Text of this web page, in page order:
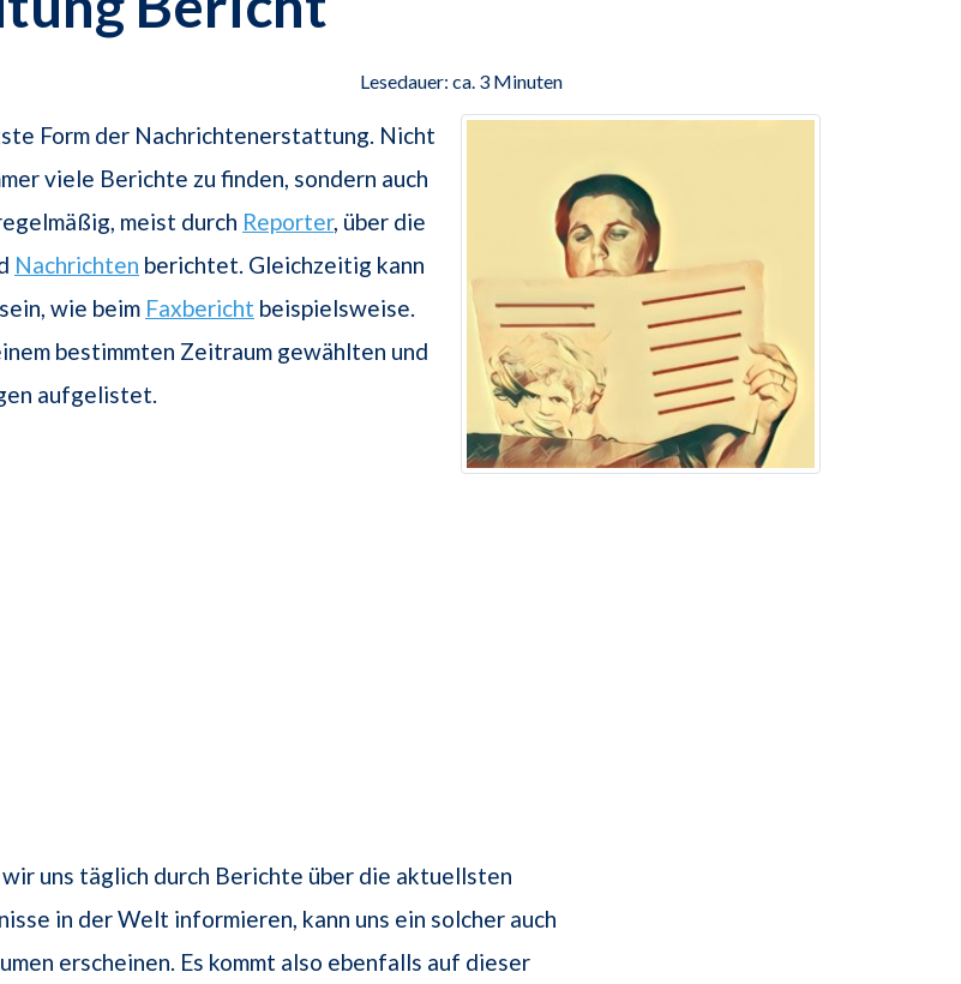
Lesedauer: ca. 3 Minuten
Form der Nachrichtenerstattung. Nicht
viele Berichte zu finden, sondern auch
meist durch Reporter, über die
Nachrichten berichtet. Gleichzeitig kann
wie beim Faxbericht beispielsweise.
bestimmten Zeitraum gewählten und
aufgelistet.
uns täglich durch Berichte über die aktuellsten
in der Welt informieren, kann uns ein solcher auch
erscheinen. Es kommt also ebenfalls auf dieser